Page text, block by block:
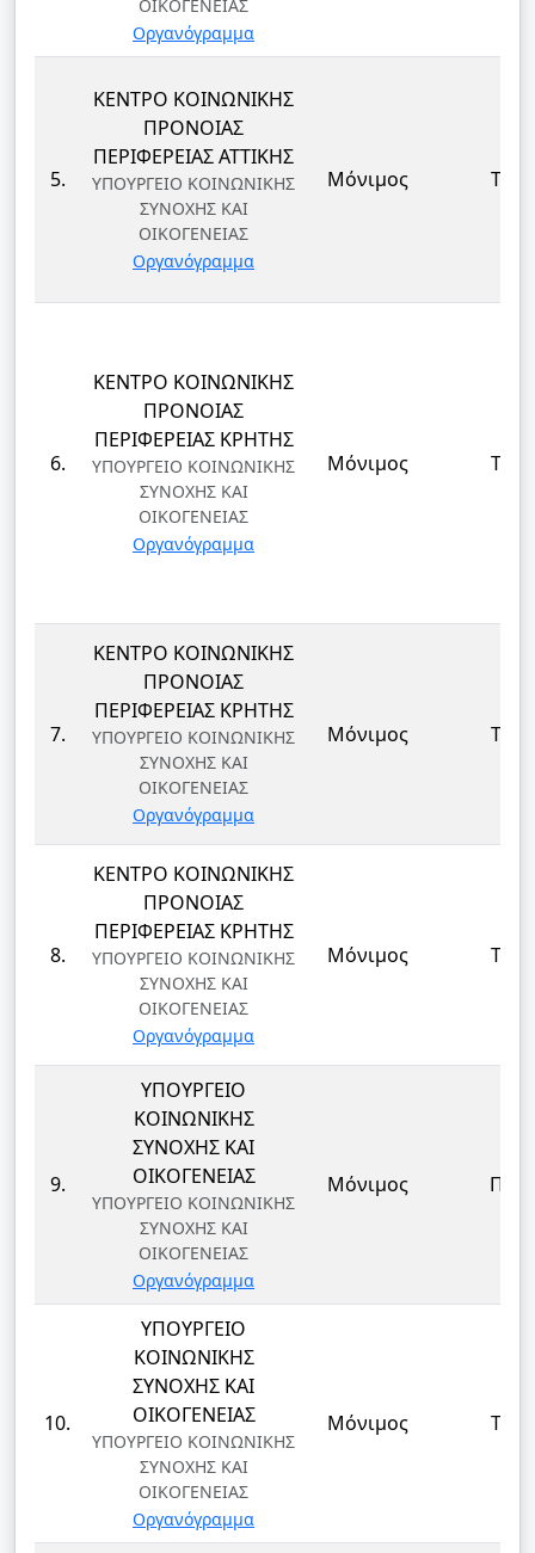
ΟΙΚΟΓΕΝΕΙΑΣ
Οργανόγραμμα
5.
ΚΕΝΤΡΟ ΚΟΙΝΩΝΙΚΗΣ
ΠΡΟΝΟΙΑΣ
ΠΕΡΙΦΕΡΕΙΑΣ ΑΤΤΙΚΗΣ
ΥΠΟΥΡΓΕΙΟ ΚΟΙΝΩΝΙΚΗΣ
ΣΥΝΟΧΗΣ ΚΑΙ
ΟΙΚΟΓΕΝΕΙΑΣ
Οργανόγραμμα
Μόνιμος ΤΕ
6.
ΚΕΝΤΡΟ ΚΟΙΝΩΝΙΚΗΣ
ΠΡΟΝΟΙΑΣ
ΠΕΡΙΦΕΡΕΙΑΣ ΚΡΗΤΗΣ
ΥΠΟΥΡΓΕΙΟ ΚΟΙΝΩΝΙΚΗΣ
ΣΥΝΟΧΗΣ ΚΑΙ
ΟΙΚΟΓΕΝΕΙΑΣ
Οργανόγραμμα
Μόνιμος ΤΕ
7.
ΚΕΝΤΡΟ ΚΟΙΝΩΝΙΚΗΣ
ΠΡΟΝΟΙΑΣ
ΠΕΡΙΦΕΡΕΙΑΣ ΚΡΗΤΗΣ
ΥΠΟΥΡΓΕΙΟ ΚΟΙΝΩΝΙΚΗΣ
ΣΥΝΟΧΗΣ ΚΑΙ
ΟΙΚΟΓΕΝΕΙΑΣ
Οργανόγραμμα
Μόνιμος ΤΕ
8.
ΚΕΝΤΡΟ ΚΟΙΝΩΝΙΚΗΣ
ΠΡΟΝΟΙΑΣ
ΠΕΡΙΦΕΡΕΙΑΣ ΚΡΗΤΗΣ
ΥΠΟΥΡΓΕΙΟ ΚΟΙΝΩΝΙΚΗΣ
ΣΥΝΟΧΗΣ ΚΑΙ
ΟΙΚΟΓΕΝΕΙΑΣ
Οργανόγραμμα
Μόνιμος ΤΕ
9.
ΥΠΟΥΡΓΕΙΟ
ΚΟΙΝΩΝΙΚΗΣ
ΣΥΝΟΧΗΣ ΚΑΙ
ΟΙΚΟΓΕΝΕΙΑΣ
ΥΠΟΥΡΓΕΙΟ ΚΟΙΝΩΝΙΚΗΣ
ΣΥΝΟΧΗΣ ΚΑΙ
ΟΙΚΟΓΕΝΕΙΑΣ
Οργανόγραμμα
Μόνιμος ΠΕ
10.
ΥΠΟΥΡΓΕΙΟ
ΚΟΙΝΩΝΙΚΗΣ
ΣΥΝΟΧΗΣ ΚΑΙ
ΟΙΚΟΓΕΝΕΙΑΣ
ΥΠΟΥΡΓΕΙΟ ΚΟΙΝΩΝΙΚΗΣ
ΣΥΝΟΧΗΣ ΚΑΙ
ΟΙΚΟΓΕΝΕΙΑΣ
Οργανόγραμμα
Μόνιμος ΤΕ